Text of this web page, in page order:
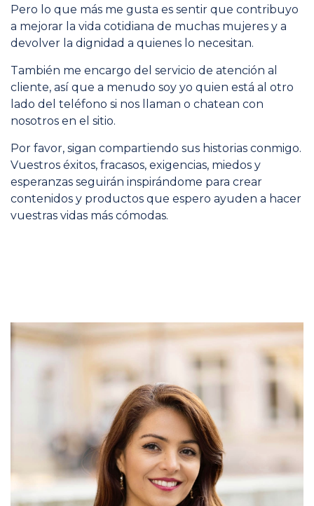
Pero lo que más me gusta es sentir que contribuyo
a mejorar la vida cotidiana de muchas mujeres y a
devolver la dignidad a quienes lo necesitan.
También me encargo del servicio de atención al
cliente, así que a menudo soy yo quien está al otro
lado del teléfono si nos llaman o chatean con
nosotros en el sitio.
Por favor, sigan compartiendo sus historias conmigo.
Vuestros éxitos, fracasos, exigencias, miedos y
esperanzas seguirán inspirándome para crear
contenidos y productos que espero ayuden a hacer
vuestras vidas más cómodas.